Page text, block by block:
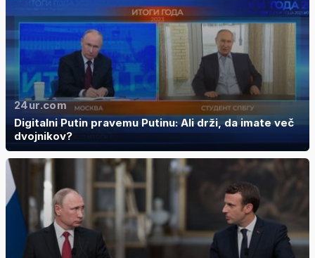
24ur.com
Digitalni Putin pravemu Putinu: Ali drži, da imate več
dvojnikov?